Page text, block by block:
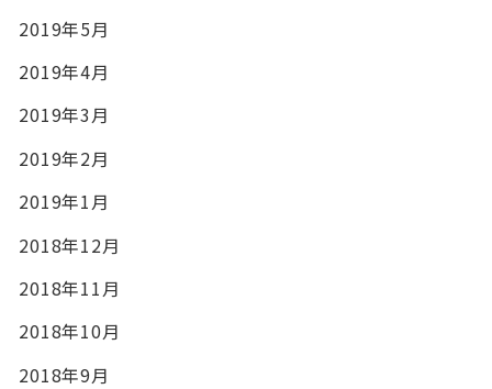
2019年5月
2019年4月
2019年3月
2019年2月
2019年1月
2018年12月
2018年11月
2018年10月
2018年9月